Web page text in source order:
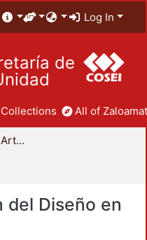
Log In
de
All of
División de Ciencias y Artes para el Diseño
del Diseño en